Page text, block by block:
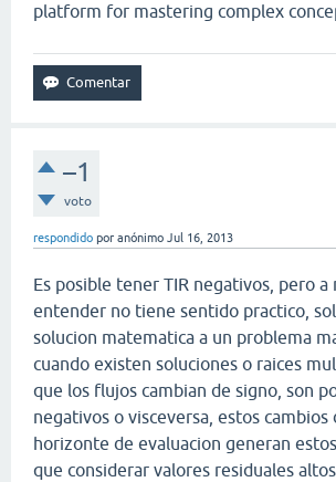
platform for mastering complex
–1
voto
respondido por anónimo Jul 16, 2013
Es posible tener TIR negativos, pero a
entender no tiene sentido practico,
solucion matematica a un problema
cuando existen soluciones o raices
que los flujos cambian de signo, son
negativos o visceversa, estos cambios
horizonte de evaluacion generan
que considerar valores residuales